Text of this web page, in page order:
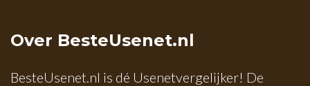
Over BesteUsenet.nl
BesteUsenet.nl is dé Usenetvergelijker! De